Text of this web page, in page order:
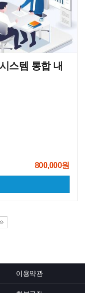
스템 통합 내
800,000원
이용약관